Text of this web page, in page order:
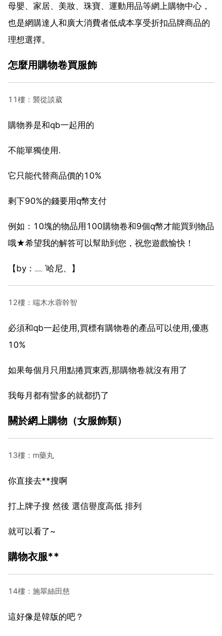
母嬰、家居、美妝、珠寶、運動用品等網上購物中心，
也是網購達人和廣大消費者低成本享受折扣品牌商品的
理想選擇。
怎麼用購物卷買服飾
11樓：襲從談葳
購物券是和qb一起用的
不能單獨使用.
它只能代替商品價的10%
剩下90%的錢要用q幣支付
例如：10塊的物品用100購物卷和9個q幣才能買到物品
哦★希望我的解答可以幫助到您，祝您遊戲愉快！
【by：﹏ˊ哈尼、】
12樓：端木水蓉幹智
必須和qb一起使用,買標有購物卷的產品可以使用,優惠
10%
如果每個月只用點捲買東西,那購物卷就沒有用了
我每月都有蠻多的就都扔了
關於網上購物（女服飾類）
13樓：m藥丸
你直接去**搜啊
打上牌子搜 然後 選信譽度高低 排列
就可以看了~
購物衣服**
14樓：施翠絲田慈
這好像是韓版的吧？